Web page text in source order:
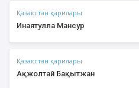
Қазақстан қарилары
Инаятулла Мансур
Қазақстан қарилары
Ақжолтай Бақытжан